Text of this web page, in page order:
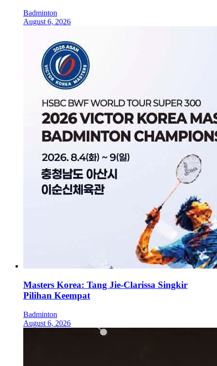
Badminton
August 6, 2026
Masters Korea: Tang Jie-Clarissa Singkir
Pilihan Keempat
Badminton
August 6, 2026